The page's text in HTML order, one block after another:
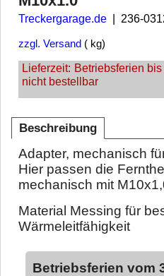
Treckergarage.de 236-
zzgl. Versand kg
Lieferzeit: Betriebsferien
nicht bestellbar
Beschreibung
Adapter, mechanisch
Hier passen die
mechanisch mit
Material Messing für
Wärmeleitfähigkeit
Betriebsferien vom